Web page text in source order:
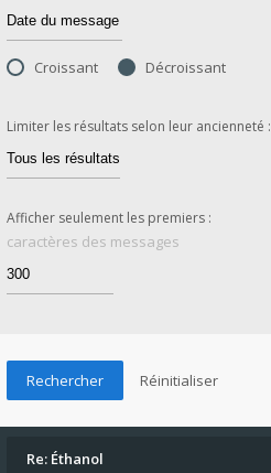
Croissant Décroissant
Limiter les résultats selon leur ancienneté :
Afficher seulement les premiers :
caractères des messages
Re: Éthanol